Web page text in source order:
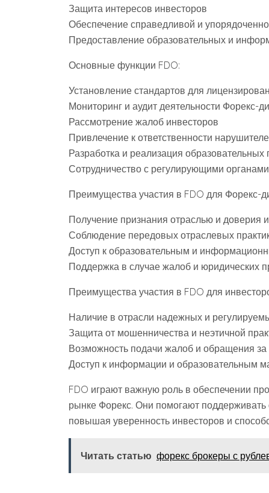
Защита интересов инвесторов
Обеспечение справедливой и
Предоставление образовательных и
Основные функции FDO:
Установление стандартов для
Мониторинг и аудит деятельности Форекс-
Рассмотрение жалоб инвесторов
Привлечение к ответственности
Разработка и реализация
Сотрудничество с регулирующими
Преимущества участия в FDO для Форекс-
Получение признания отраслью и доверия
Соблюдение передовых отраслевых
Доступ к образовательным и
Поддержка в случае жалоб и юридических
Преимущества участия в FDO для
Наличие в отрасли надежных и
Защита от мошенничества и неэтичной
Возможность подачи жалоб и обращения
Доступ к информации и образовательным
FDO играют важную роль в обеспечении
рынке Форекс. Они помогают
повышая уверенность инвесторов и
Читать статью форекс брокеры с